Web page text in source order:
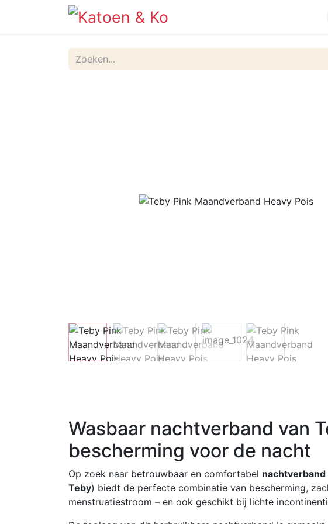
Wasbaar nachtverband van
bescherming voor de nacht
Op zoek naar betrouwbaar en comfortabel nachtverband
Teby) biedt de perfecte combinatie van bescherming,
menstruatiestroom – en ook geschikt bij lichte